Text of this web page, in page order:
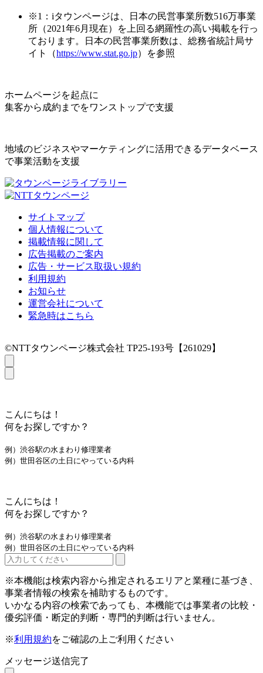
※1：iタウンページは、日本の民営事業所数516万事業
所（2021年6月現在）を上回る網羅性の高い掲載を行っ
ております。日本の民営事業所数は、総務省統計局サ
イト（https://www.stat.go.jp）を参照
ホームページを起点に
集客から成約までをワンストップで支援
地域のビジネスやマーケティングに活用できるデータベース
で事業活動を支援
サイトマップ
個人情報について
掲載情報に関して
広告掲載のご案内
広告・サービス取扱い規約
利用規約
お知らせ
運営会社について
緊急時はこちら
©NTTタウンページ株式会社 TP25-193号【261029】
こんにちは！
何をお探しですか？
例）渋谷駅の水まわり修理業者
例）世田谷区の土日にやっている内科
こんにちは！
何をお探しですか？
例）渋谷駅の水まわり修理業者
例）世田谷区の土日にやっている内科
※本機能は検索内容から推定されるエリアと業種に基づき、
事業者情報の検索を補助するものです。
いかなる内容の検索であっても、本機能では事業者の比較・
優劣評価・断定的判断・専門的判断は行いません。
※利用規約をご確認の上ご利用ください
メッセージ送信完了